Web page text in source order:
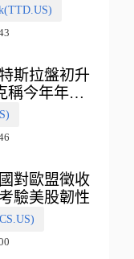
斯拉盤初升
稱今年年底
撼’的演示
對歐盟徵收
驗美股韌性